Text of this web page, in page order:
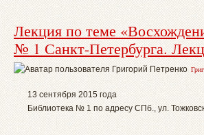
Лекция по теме
№ 1 Санкт-Петербурга.
13 сентября 2015 года
Библиотека № 1 по адресу СПб., ул.